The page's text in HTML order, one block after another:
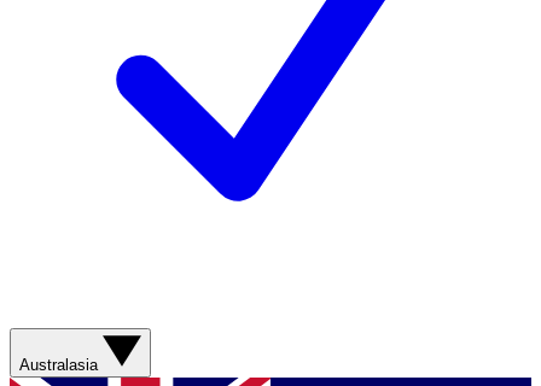
Australasia